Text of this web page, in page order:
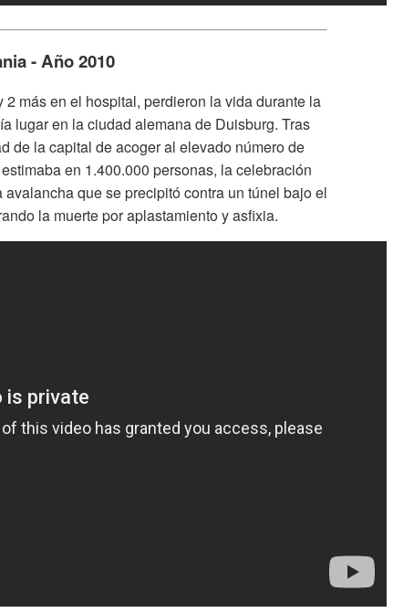
- Año 2010
más en el hospital, perdieron la vida durante la
lugar en la ciudad alemana de Duisburg. Tras
de la capital de acoger al elevado número de
en 1.400.000 personas, la celebración
que se precipitó contra un túnel bajo el
la muerte por aplastamiento y asfixia.